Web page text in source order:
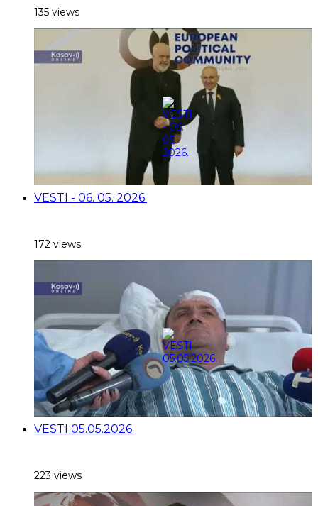
135 views
VESTI - 06. 05. 2026.
172 views
VESTI 05.05.2026.
223 views